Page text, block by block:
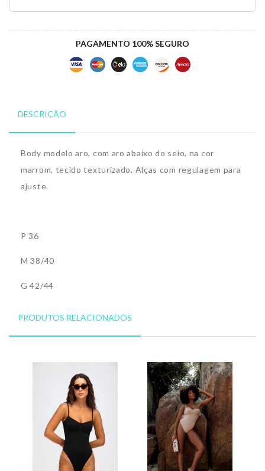
PAGAMENTO 100% SEGURO
DESCRIÇÃO
Body modelo aro, com aro abaixo do seio, na cor
marrom, tecido texturizado. Alças com regulagem para
ajuste.
P 36
M 38/40
G 42/44
PRODUTOS RELACIONADOS